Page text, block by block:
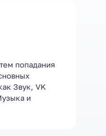
попадания
Звук, VK
и